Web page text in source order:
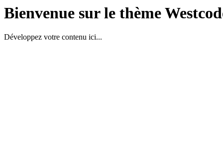
Bienvenue sur le thème
Développez votre contenu ici...